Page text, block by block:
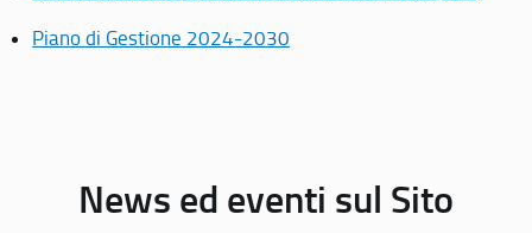
Piano di Gestione 2024-2030
News ed eventi sul Sito